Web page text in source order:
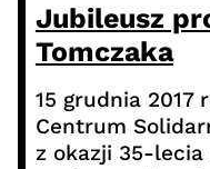
Jubileusz
Tomczaka
15 grudnia 2017
Centrum
z okazji 35-